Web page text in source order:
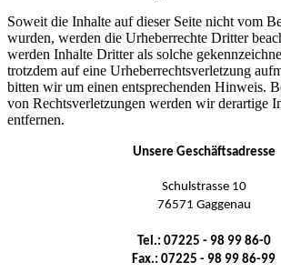
Soweit die Inhalte auf dieser Seite nicht vom
wurden, werden die Urheberrechte Dritter
werden Inhalte Dritter als solche
trotzdem auf eine Urheberrechtsverletzung
bitten wir um einen entsprechenden Hinweis.
von Rechtsverletzungen werden wir derartige
entfernen.
Unsere Geschäftsadresse
Schulstrasse 10
76571 Gaggenau
Tel.: 07225 - 98 99 86-0
Fax.: 07225 - 98 99 86-99